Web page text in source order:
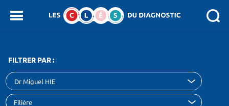
SEARCH :
FILTRER PAR :
Dr Miguel HIE